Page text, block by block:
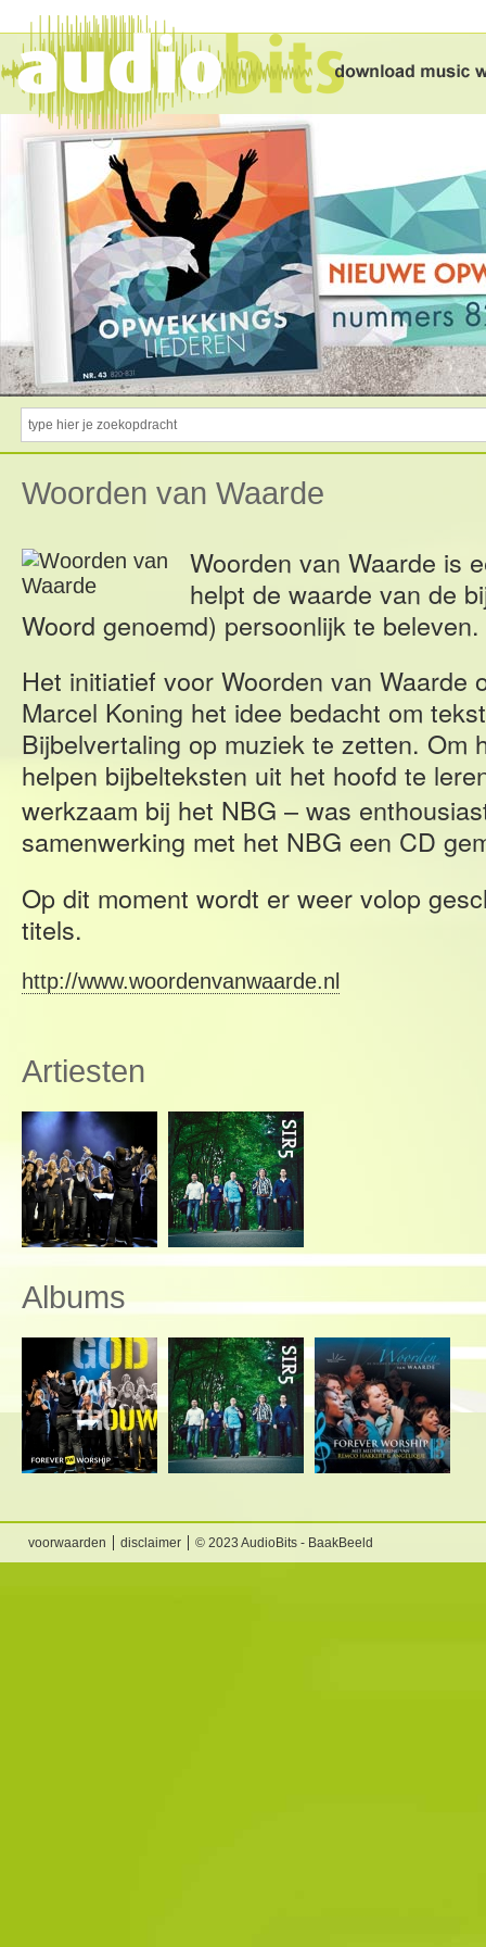
Woorden van Waarde
Woorden van Waarde is
helpt de waarde van de
Woord genoemd) persoonlijk te beleven.
Het initiatief voor Woorden van Waarde
Marcel Koning het idee bedacht om
Bijbelvertaling op muziek te zetten. Om
helpen bijbelteksten uit het hoofd te
werkzaam bij het NBG – was
samenwerking met het NBG een CD
Op dit moment wordt er weer volop
titels.
http://www.woordenvanwaarde.nl
Artiesten
Albums
voorwaarden disclaimer © 2023 AudioBits - BaakBeeld